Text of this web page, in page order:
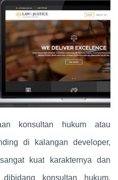
konsultan hukum atau
di kalangan developer,
kuat karakternya dan
konsultan hukum,